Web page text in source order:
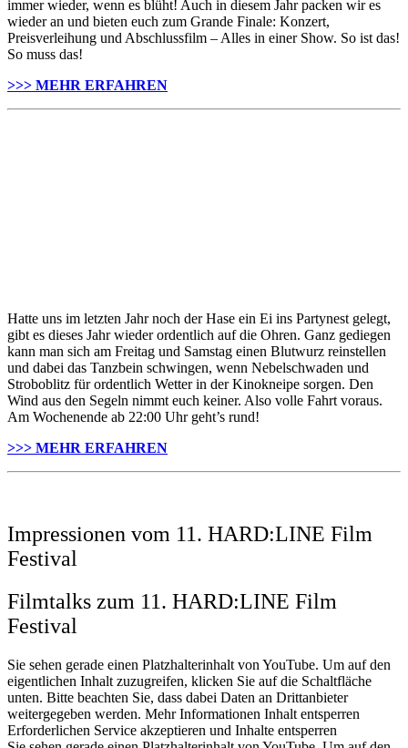
immer wieder, wenn es blüht! Auch in diesem Jahr packen wir es
wieder an und bieten euch zum Grande Finale: Konzert,
Preisverleihung und Abschlussfilm – Alles in einer Show. So ist das!
So muss das!
>>> MEHR ERFAHREN
Hatte uns im letzten Jahr noch der Hase ein Ei ins Partynest gelegt,
gibt es dieses Jahr wieder ordentlich auf die Ohren. Ganz gediegen
kann man sich am Freitag und Samstag einen Blutwurz reinstellen
und dabei das Tanzbein schwingen, wenn Nebelschwaden und
Stroboblitz für ordentlich Wetter in der Kinokneipe sorgen. Den
Wind aus den Segeln nimmt euch keiner. Also volle Fahrt voraus.
Am Wochenende ab 22:00 Uhr geht’s rund!
>>> MEHR ERFAHREN
Impressionen vom 11. HARD:LINE Film
Festival
Filmtalks zum 11. HARD:LINE Film
Festival
Sie sehen gerade einen Platzhalterinhalt von YouTube. Um auf den
eigentlichen Inhalt zuzugreifen, klicken Sie auf die Schaltfläche
unten. Bitte beachten Sie, dass dabei Daten an Drittanbieter
weitergegeben werden. Mehr Informationen Inhalt entsperren
Erforderlichen Service akzeptieren und Inhalte entsperren